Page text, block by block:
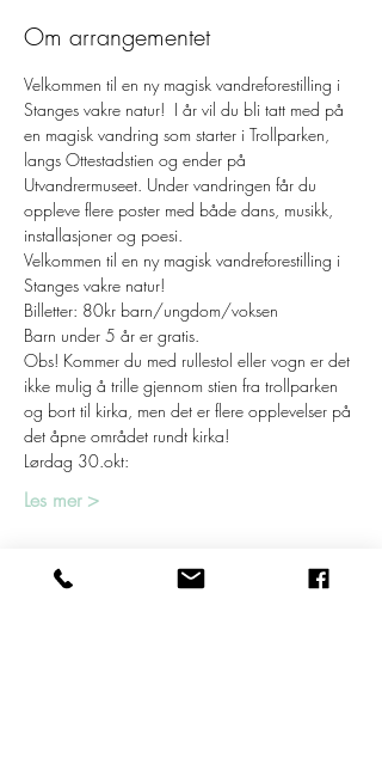
Om arrangementet
Velkommen til en ny magisk vandreforestilling i
Stanges vakre natur!  I år vil du bli tatt med på
en magisk vandring som starter i Trollparken,
langs Ottestadstien og ender på
Utvandrermuseet. Under vandringen får du
oppleve flere poster med både dans, musikk,
installasjoner og poesi.
Velkommen til en ny magisk vandreforestilling i
Stanges vakre natur!
Billetter: 80kr barn/ungdom/voksen
Barn under 5 år er gratis.
Obs! Kommer du med rullestol eller vogn er det
ikke mulig å trille gjennom stien fra trollparken
og bort til kirka, men det er flere opplevelser på
det åpne området rundt kirka!
Lørdag 30.okt:
Les mer >
Billetter